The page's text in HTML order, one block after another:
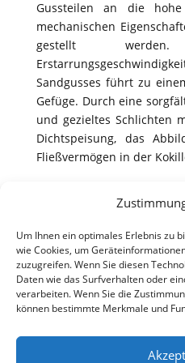
Um Ihnen ein optimales Erlebnis zu
wie Cookies, um
zuzugreifen. Wenn Sie diesen
Daten wie das Surfverhalten oder
verarbeiten. Wenn Sie die
können bestimmte Merkmale und
Gussteilen an die
mechanischen
gestellt
Sandgusses führt zu
Gefüge. Durch eine
und gezieltes Schlichten
Dichtspeisung, das
Fließvermögen in der
verwendeten Legierung
Reinigungvon
Einschlüssen.
Veredelungfür
Dehnungswerte im
Kornfeinungzur
Speisungsverhaltens